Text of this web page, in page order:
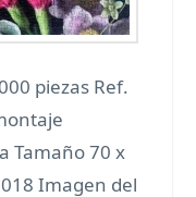
piezas Ref.
Tamaño 70 x
Imagen del